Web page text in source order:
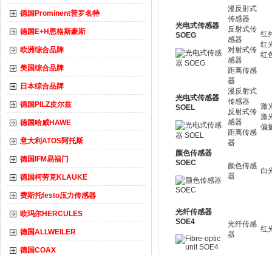
德国Prominent普罗名特
德国E+H恩格斯豪斯
欧洲综合品牌
美国综合品牌
日本综合品牌
德国PILZ皮尔兹
德国哈威HAWE
意大利ATOS阿托斯
德国IFM易福门
德国柯劳克KLAUKE
费斯托festo压力传感器
欧玛尔HERCULES
德国ALLWEILER
德国COAX
光电式传感器
SOEG
漫反射式
传感器
反射式传
感器
对射式传
感器
距离传感
器
红
红
红
光电式传感器
SOEL
漫反射式
传感器
反射式传
感器
距离传感
器
激
激
偏
颜色传感器
SOEC
颜色传感
器
白
光纤传感器
SOE4
光纤传感
器
红